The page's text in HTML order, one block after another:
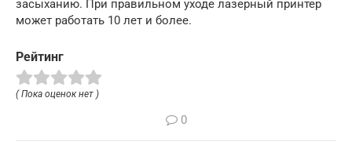
засыханию. При правильном уходе лазерный принтер
может работать 10 лет и более.
Рейтинг
( Пока оценок нет )
0